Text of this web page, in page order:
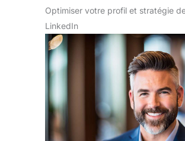
Optimiser votre profil et stratégie
LinkedIn